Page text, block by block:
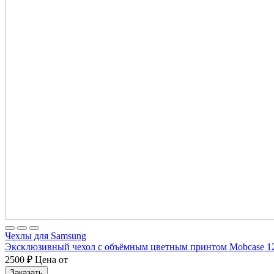
Чехлы для Samsung
Эксклюзивный чехол с объёмным цветным принтом Mobcase
2500 ₽ Цена от